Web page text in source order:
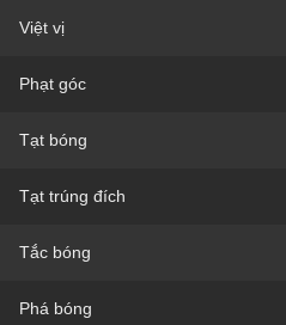
Việt vị
Phạt góc
Tạt bóng
Tạt trúng đích
Tắc bóng
Phá bóng